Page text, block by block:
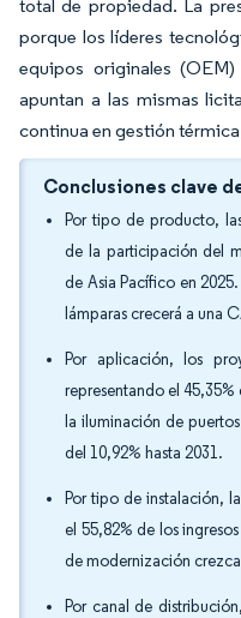
total de propiedad. La
porque los líderes
equipos originales
apuntan a las mismas
continua en gestión
Conclusiones clave
Por tipo de producto,
de la participación del
de Asia Pacífico en
lámparas crecerá a una
Por aplicación, los
representando el 45,35%
la iluminación de
del 10,92% hasta 2031.
Por tipo de instalación,
el 55,82% de los
de modernización
Por canal de